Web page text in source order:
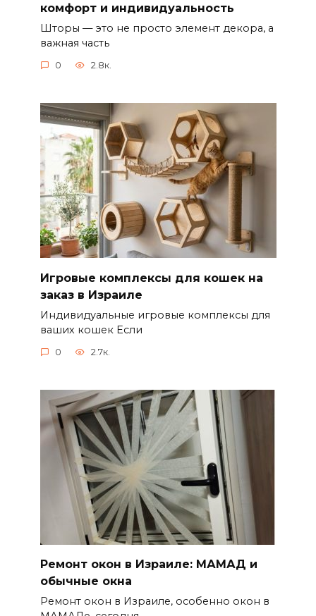
комфорт и индивидуальность
Шторы — это не просто элемент декора, а
важная часть
0 2.8к.
Игровые комплексы для кошек на
заказ в Израиле
Индивидуальные игровые комплексы для
ваших кошек Если
0 2.7к.
Ремонт окон в Израиле: МАМАД и
обычные окна
Ремонт окон в Израиле, особенно окон в